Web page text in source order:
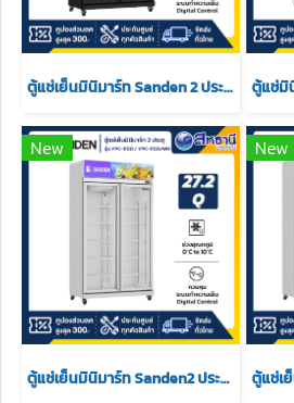
ตู้แช่เย็นมินิมาร์ท Sanden 2 ประตู รุ่น YPC-1100 / YPC-1100/BK ขนาด 27.2Q สีดำ
New
ตู้แช่เย็นมินิมาร์ท Sanden2 ประตู รุ่น YPC-1100 / YPC-1100/WH ขนาด 27.2Q สีขาว
New